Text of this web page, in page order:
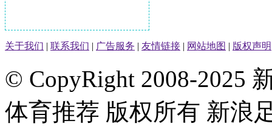
关于我们 | 联系我们 | 广告服务 | 友情链接 | 网站地图 | 版权声明
© CopyRight 2008-2025
体育推荐 版权所有 新浪